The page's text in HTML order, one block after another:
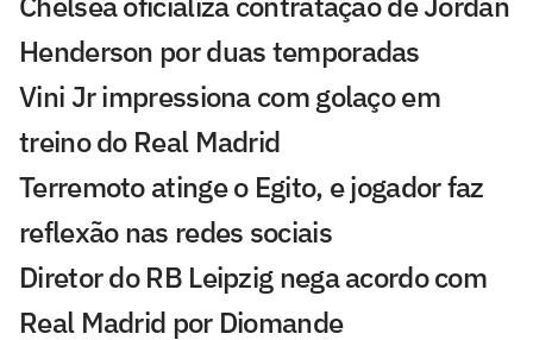
Henderson por duas temporadas
Vini Jr impressiona com golaço em
treino do Real Madrid
Terremoto atinge o Egito, e jogador faz
reflexão nas redes sociais
Diretor do RB Leipzig nega acordo com
Real Madrid por Diomande